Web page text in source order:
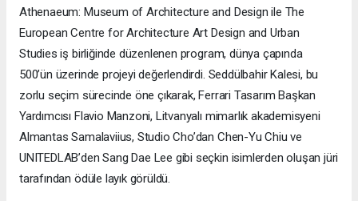
Athenaeum: Museum of Architecture and Design ile The
European Centre for Architecture Art Design and Urban
Studies iş birliğinde düzenlenen program, dünya çapında
500’ün üzerinde projeyi değerlendirdi. Seddülbahir Kalesi, bu
zorlu seçim sürecinde öne çıkarak, Ferrari Tasarım Başkan
Yardımcısı Flavio Manzoni, Litvanyalı mimarlık akademisyeni
Almantas Samalaviius, Studio Cho’dan Chen-Yu Chiu ve
UNITEDLAB’den Sang Dae Lee gibi seçkin isimlerden oluşan jüri
tarafından ödüle layık görüldü.